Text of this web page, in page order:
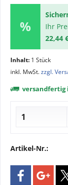
Ihr
22,44
Inhalt: 1 Stück
inkl. MwSt.zzgl.
versandfertig
Artikel-Nr.: